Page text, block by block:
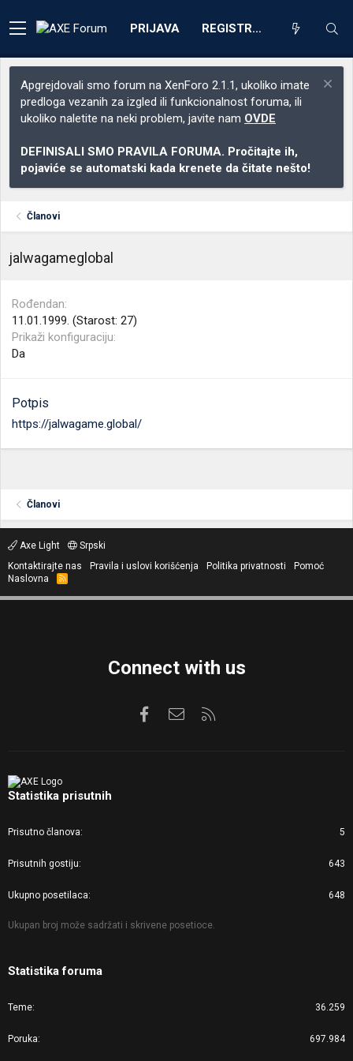
PRIJAVA REGISTRACIJA
Apgrejdovali smo forum na XenForo 2.1.1, ukoliko imate
predloga vezanih za izgled ili funkcionalnost foruma, ili
ukoliko naletite na neki problem, javite nam OVDE
DEFINISALI SMO PRAVILA FORUMA. Pročitajte ih,
pojaviće se automatski kada krenete da čitate nešto!
Članovi
jalwagameglobal
Rođendan
11.01.1999. (Starost: 27)
Prikaži konfiguraciju
Da
Potpis
https://jalwagame.global/
Članovi
Axe Light
Srpski
Kontaktirajte nas
Pravila i uslovi korišćenja Politika privatnosti
Pomoć
Naslovna
R
S
Connect with us
FacebookKontaktirajte nas
Statistika prisutnih
Prisutno članova 5
Prisutnih gostiju 643
Ukupno posetilaca 648
Ukupan broj može sadržati i skrivene posetioce.
Statistika foruma
Teme 36.259
Poruka 697.984